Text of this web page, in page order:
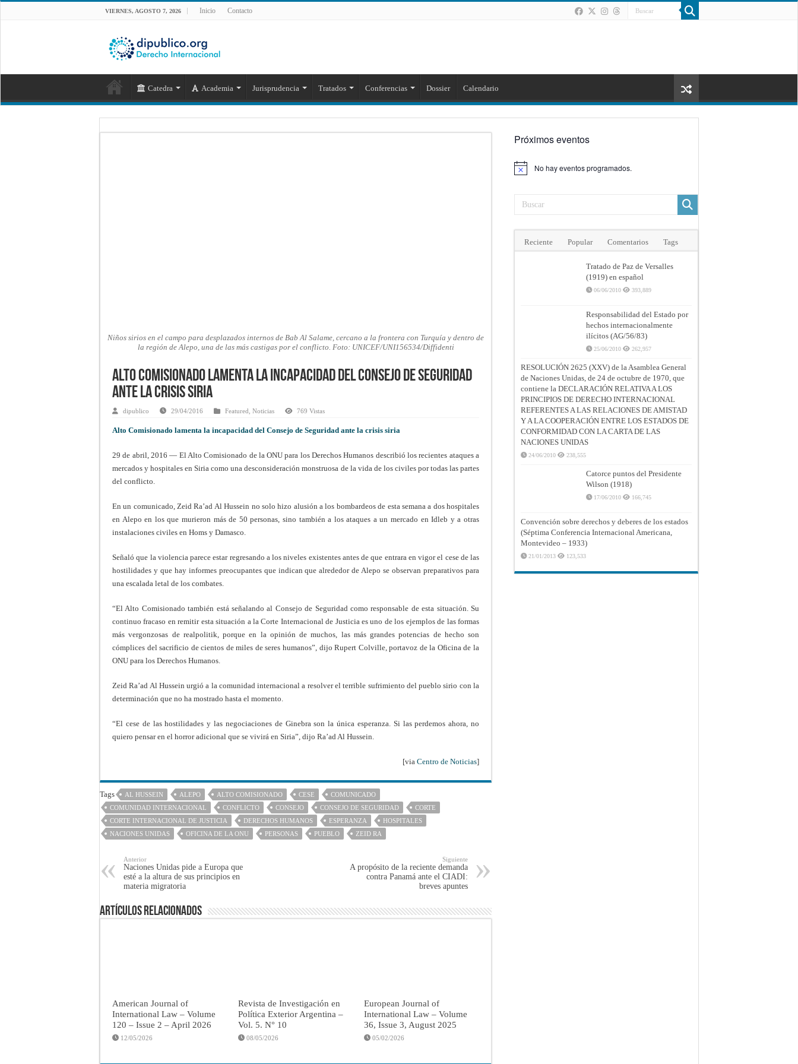
VIERNES, AGOSTO 7, 2026 Inicio Contacto
Catedra Academia Jurisprudencia Tratados Conferencias Dossier Calendario
Niños sirios en el campo para desplazados internos de Bab Al Salame, cercano a la frontera con Turquía y dentro de
la región de Alepo, una de las más castigas por el conflicto. Foto: UNICEF/UNI156534/Diffidenti
Alto Comisionado lamenta la incapacidad del Consejo de Seguridad
ante la crisis siria
dipublico 29/04/2016 Featured Noticias 769 Vistas
Alto Comisionado lamenta la incapacidad del Consejo de Seguridad ante la crisis siria
29 de abril, 2016 — El Alto Comisionado de la ONU para los Derechos Humanos describió los recientes ataques a
mercados y hospitales en Siria como una desconsideración monstruosa de la vida de los civiles por todas las partes
del conflicto.
En un comunicado, Zeid Ra’ad Al Hussein no solo hizo alusión a los bombardeos de esta semana a dos hospitales
en Alepo en los que murieron más de 50 personas, sino también a los ataques a un mercado en Idleb y a otras
instalaciones civiles en Homs y Damasco.
Señaló que la violencia parece estar regresando a los niveles existentes antes de que entrara en vigor el cese de las
hostilidades y que hay informes preocupantes que indican que alrededor de Alepo se observan preparativos para
una escalada letal de los combates.
“El Alto Comisionado también está señalando al Consejo de Seguridad como responsable de esta situación. Su
continuo fracaso en remitir esta situación a la Corte Internacional de Justicia es uno de los ejemplos de las formas
más vergonzosas de realpolitik, porque en la opinión de muchos, las más grandes potencias de hecho son
cómplices del sacrificio de cientos de miles de seres humanos”, dijo Rupert Colville, portavoz de la Oficina de la
ONU para los Derechos Humanos.
Zeid Ra’ad Al Hussein urgió a la comunidad internacional a resolver el terrible sufrimiento del pueblo sirio con la
determinación que no ha mostrado hasta el momento.
“El cese de las hostilidades y las negociaciones de Ginebra son la única esperanza. Si las perdemos ahora, no
quiero pensar en el horror adicional que se vivirá en Siria”, dijo Ra’ad Al Hussein.
[via Centro de Noticias]
Tags AL HUSSEIN ALEPO ALTO COMISIONADO CESE
COMUNICADO
COMUNIDAD INTERNACIONAL
CONFLICTO CONSEJO CONSEJO DE SEGURIDAD
CORTE
CORTE INTERNACIONAL DE JUSTICIA
DERECHOS HUMANOS ESPERANZA
HOSPITALES
NACIONES UNIDAS
OFICINA DE LA ONU PERSONAS PUEBLO ZEID RA
Anterior
Naciones Unidas pide a Europa que
esté a la altura de sus principios en
materia migratoria
Siguiente
A propósito de la reciente demanda
contra Panamá ante el CIADI:
breves apuntes
Artículos Relacionados
American Journal of
International Law – Volume
120 – Issue 2 – April 2026
12/05/2026
Revista de Investigación en
Política Exterior Argentina –
Vol. 5. N° 10
08/05/2026
European Journal of
International Law – Volume
36, Issue 3, August 2025
05/02/2026
Próximos eventos
Aviso No hay eventos programados.
Reciente Popular Comentarios Tags
Tratado de Paz de Versalles
(1919) en español
06/06/2010 393,889
Responsabilidad del Estado por
hechos internacionalmente
ilícitos (AG/56/83)
25/06/2010 262,957
RESOLUCIÓN 2625 (XXV) de la Asamblea General
de Naciones Unidas, de 24 de octubre de 1970, que
contiene la DECLARACIÓN RELATIVA A LOS
PRINCIPIOS DE DERECHO INTERNACIONAL
REFERENTES A LAS RELACIONES DE AMISTAD
Y A LA COOPERACIÓN ENTRE LOS ESTADOS DE
CONFORMIDAD CON LA CARTA DE LAS
NACIONES UNIDAS
24/06/2010 238,555
Catorce puntos del Presidente
Wilson (1918)
17/06/2010 166,745
Convención sobre derechos y deberes de los estados
(Séptima Conferencia Internacional Americana,
Montevideo – 1933)
21/01/2013 123,533